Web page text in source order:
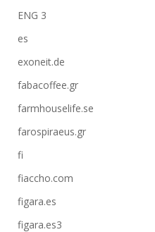
ENG 3
es
exoneit.de
fabacoffee.gr
farmhouselife.se
farospiraeus.gr
fi
fiaccho.com
figara.es
figara.es3